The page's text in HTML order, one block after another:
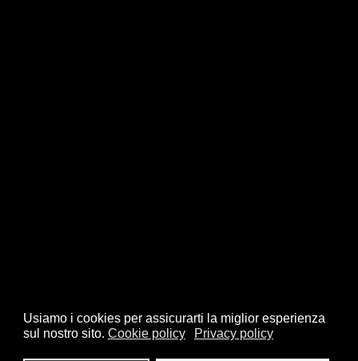
Usiamo i cookies per assicurarti la miglior esperienza
sul nostro sito. Cookie policy Privacy policy